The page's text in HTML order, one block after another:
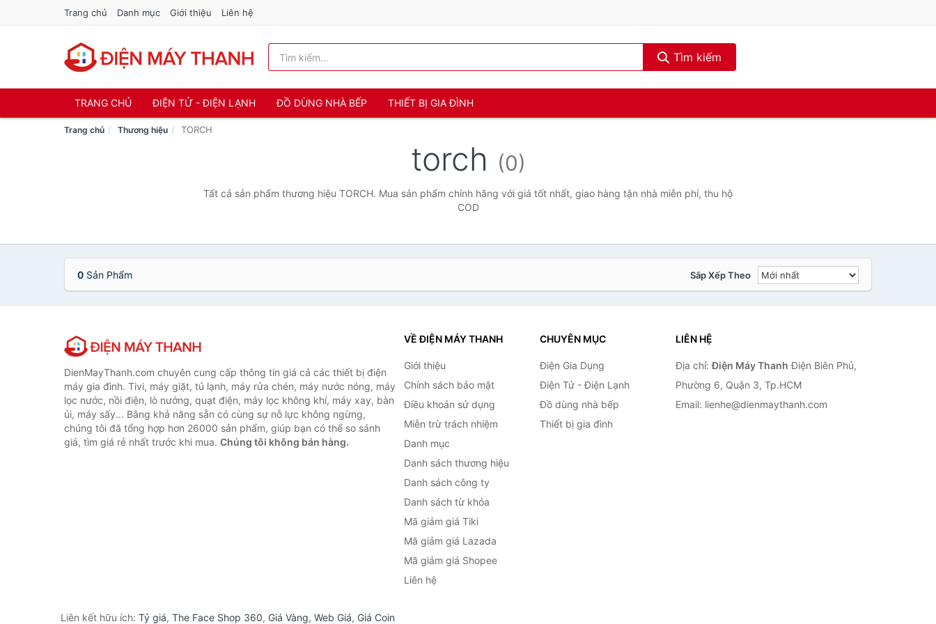
Trang chủ Danh mục Giới thiệu Liên hệ
Tìm kiếm
TRANG CHỦ ĐIỆN TỬ - ĐIỆN LẠNH ĐỒ DÙNG NHÀ BẾP THIẾT BỊ GIA ĐÌNH
Trang chủ Thương hiệu TORCH
torch (0)
Tất cả sản phẩm thương hiệu TORCH. Mua sản phẩm chính hãng với giá tốt nhất, giao hàng tận nhà miễn phí, thu hộ
COD
0 Sản Phẩm Sắp Xếp Theo
DienMayThanh.com chuyên cung cấp thông tin giá cả các thiết bị điện
máy gia đình. Tivi, máy giặt, tủ lạnh, máy rửa chén, máy nước nóng, máy
lọc nước, nồi điện, lò nướng, quạt điện, máy lọc không khí, máy xay, bàn
ủi, máy sấy... Bằng khả năng sẵn có cùng sự nỗ lực không ngừng,
chúng tôi đã tổng hợp hơn 26000 sản phẩm, giúp bạn có thể so sánh
giá, tìm giá rẻ nhất trước khi mua. Chúng tôi không bán hàng.
VỀ ĐIỆN MÁY THANH
Giới thiệu
Chính sách bảo mật
Điều khoản sử dụng
Miễn trừ trách nhiệm
Danh mục
Danh sách thương hiệu
Danh sách công ty
Danh sách từ khóa
Mã giảm giá Tiki
Mã giảm giá Lazada
Mã giảm giá Shopee
Liên hệ
CHUYÊN MỤC
Điện Gia Dụng
Điện Tử - Điện Lạnh
Đồ dùng nhà bếp
Thiết bị gia đình
LIÊN HỆ
Địa chỉ:Điện Máy Thanh Điện Biên Phủ,
Phường 6, Quận 3, Tp.HCM
Email: lienhe@dienmaythanh.com
Liên kết hữu ích: Tỷ giá, The Face Shop 360, Giá Vàng, Web Giá, Giá Coin